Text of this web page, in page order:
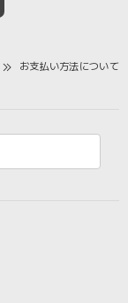
お支払い方法について